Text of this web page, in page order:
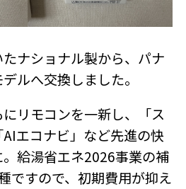
ナショナル製から、パナ
ルへ交換しました。
リモコンを一新し、「ス
エコナビ」など先進の快
給湯省エネ2026事業の補
ですので、初期費用が抑え